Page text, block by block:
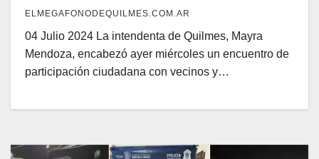
ELMEGAFONODEQUILMES.COM.AR
04 Julio 2024 La intendenta de Quilmes, Mayra
Mendoza, encabezó ayer miércoles un encuentro de
participación ciudadana con vecinos y…